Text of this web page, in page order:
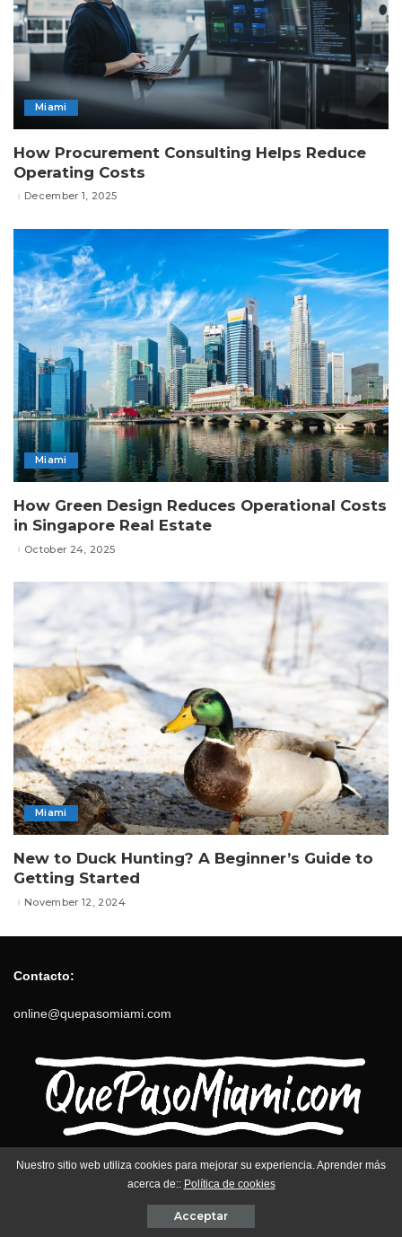
Miami
How Procurement Consulting Helps Reduce
Operating Costs
December 1, 2025
Miami
How Green Design Reduces Operational Costs
in Singapore Real Estate
October 24, 2025
Miami
New to Duck Hunting? A Beginner’s Guide to
Getting Started
November 12, 2024
Contacto:
online@quepasomiami.com
Contact us
Política de privacidad
Términos y Condiciones
Nuestro sitio web utiliza cookies para mejorar su experiencia. Aprender más
acerca de:: Política de cookies
Acceptar